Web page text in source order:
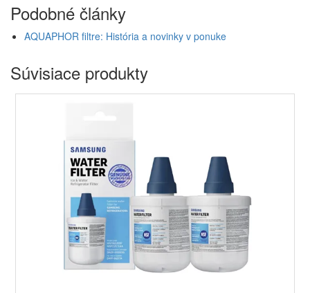
Podobné články
AQUAPHOR filtre: História a novinky v ponuke
Súvisiace produkty